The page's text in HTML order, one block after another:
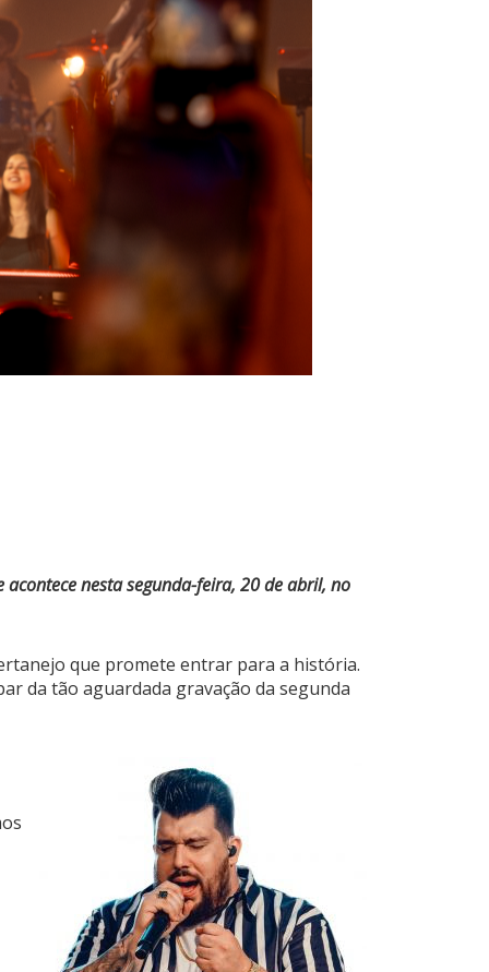
nesta segunda-feira, 20 de abril, no
que promete entrar para a história.
da tão aguardada gravação da segunda